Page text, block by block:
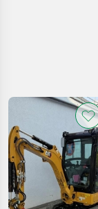
Kategorija 4
TRENUTNA
Gradbena
tehnika
Ponastavi